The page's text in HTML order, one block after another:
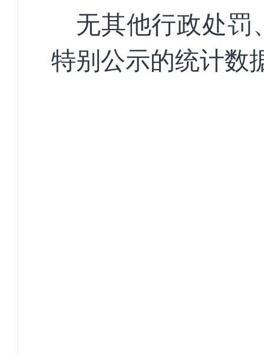
无其他行政处罚
特别公示的统计数